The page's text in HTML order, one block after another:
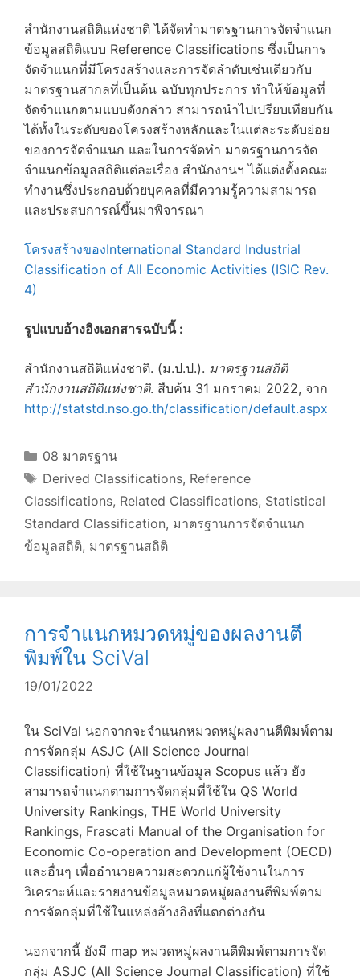
สำนักงานสถิติแห่งชาติ ได้จัดทำมาตรฐานการจัดจำแนก
ข้อมูลสถิติแบบ Reference Classifications ซึ่งเป็นการ
จัดจำแนกที่มีโครงสร้างและการจัดลำดับเช่นเดียวกับ
มาตรฐานสากลที่เป็นต้น ฉบับทุกประการ ทำให้ข้อมูลที่
จัดจำแนกตามแบบดังกล่าว สามารถนำไปเปรียบเทียบกัน
ได้ทั้งในระดับของโครงสร้างหลักและในแต่ละระดับย่อย
ของการจัดจำแนก และในการจัดทำ มาตรฐานการจัด
จำแนกข้อมูลสถิติแต่ละเรื่อง สำนักงานฯ ได้แต่งตั้งคณะ
ทำงานซึ่งประกอบด้วยบุคคลที่มีความรู้ความสามารถ
และประสบการณ์ขึ้นมาพิจารณา
โครงสร้างของInternational Standard Industrial
Classification of All Economic Activities (ISIC Rev.
4)
รูปแบบอ้างอิงเอกสารฉบับนี้ :
สำนักงานสถิติแห่งชาติ. (ม.ป.ป.). มาตรฐานสถิติ
สำนักงานสถิติแห่งชาติ. สืบค้น 31 มกราคม 2022, จาก
http://statstd.nso.go.th/classification/default.aspx
Categories
08 มาตรฐาน
Tags
Derived Classifications, Reference
Classifications, Related Classifications, Statistical
Standard Classification, มาตรฐานการจัดจำแนก
ข้อมูลสถิติ, มาตรฐานสถิติ
การจำแนกหมวดหมู่ของผลงานตี
พิมพ์ใน SciVal
19/01/2022
ใน SciVal นอกจากจะจำแนกหมวดหมู่ผลงานตีพิมพ์ตาม
การจัดกลุ่ม ASJC (All Science Journal
Classification) ที่ใช้ในฐานข้อมูล Scopus แล้ว ยัง
สามารถจำแนกตามการจัดกลุ่มที่ใช้ใน QS World
University Rankings, THE World University
Rankings, Frascati Manual of the Organisation for
Economic Co-operation and Development (OECD)
และอื่นๆ เพื่ออำนวยความสะดวกแก่ผู้ใช้งานในการ
วิเคราะห์และรายงานข้อมูลหมวดหมู่ผลงานตีพิมพ์ตาม
การจัดกลุ่มที่ใช้ในแหล่งอ้างอิงที่แตกต่างกัน
นอกจากนี้ ยังมี map หมวดหมู่ผลงานตีพิมพ์ตามการจัด
กลุ่ม ASJC (All Science Journal Classification) ที่ใช้